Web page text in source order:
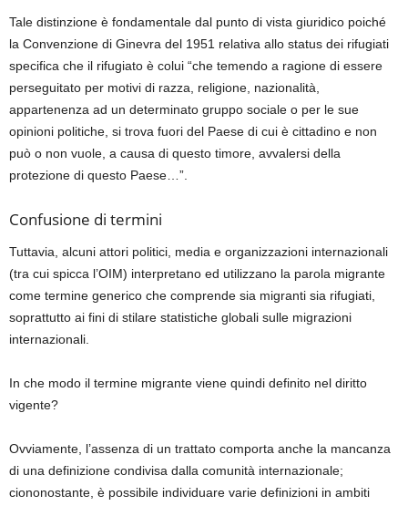
Tale distinzione è fondamentale dal punto di vista giuridico poiché
la Convenzione di Ginevra del 1951 relativa allo status dei rifugiati
specifica che il rifugiato è colui “che temendo a ragione di essere
perseguitato per motivi di razza, religione, nazionalità,
appartenenza ad un determinato gruppo sociale o per le sue
opinioni politiche, si trova fuori del Paese di cui è cittadino e non
può o non vuole, a causa di questo timore, avvalersi della
protezione di questo Paese …”.
Confusione di termini
Tuttavia, alcuni attori politici, media e organizzazioni internazionali
(tra cui spicca l’OIM) interpretano ed utilizzano la parola migrante
come termine generico che comprende sia migranti sia rifugiati
soprattutto ai fini di stilare statistiche globali sulle migrazioni
internazionali
In che modo il termine migrante viene quindi definito nel diritto
vigente?
Ovviamente, l’assenza di un trattato comporta anche la mancanza
di una definizione condivisa dalla comunità internazionale;
ciononostante, è possibile individuare varie definizioni in ambiti